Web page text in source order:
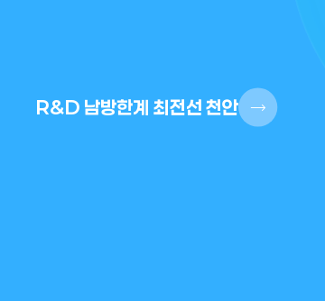
R&D 남방한계 최전선 천안